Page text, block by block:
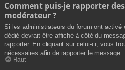
Comment puis-je rapporter
modérateur ?
Si les administrateurs du forum ont activé
dédié devrait être affiché à côté du
rapporter. En cliquant sur celui-ci, vous
nécessaires afin de rapporter le message.
Haut